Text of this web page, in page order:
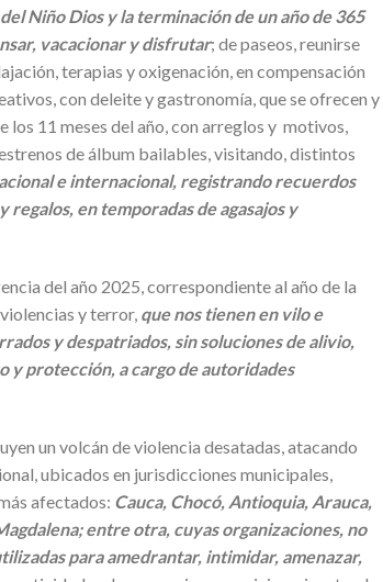
Niño Dios y la terminación de un año de 365
vacacionar y disfrutar; de paseos, reunirse
terapias y oxigenación, en compensación
con deleite y gastronomía, que se ofrecen y
los 11 meses del año, con arreglos y motivos,
de álbum bailables, visitando, distintos
e internacional, registrando recuerdos
en temporadas de agasajos y
del año 2025, correspondiente al año de la
y terror, que nos tienen en vilo e
y despatriados, sin soluciones de alivio,
y protección, a cargo de autoridades
un volcán de violencia desatadas, atacando
ubicados en jurisdicciones municipales,
afectados: Cauca, Chocó, Antioquia, Arauca,
entre otra, cuyas organizaciones, no
para amedrantar, intimidar, amenazar,